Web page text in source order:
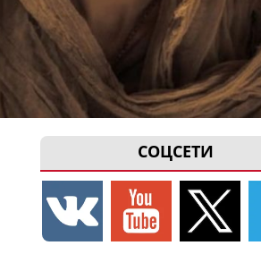
СОЦСЕТИ